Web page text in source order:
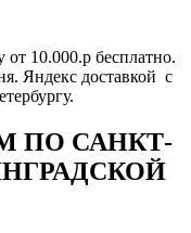
от 10.000.р бесплатно.
Яндекс доставкой с
ПО САНКТ-